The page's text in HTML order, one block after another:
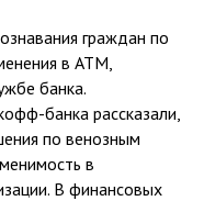
граждан по
в АТМ,
банка.
банка рассказали,
по венозным
в
В финансовых